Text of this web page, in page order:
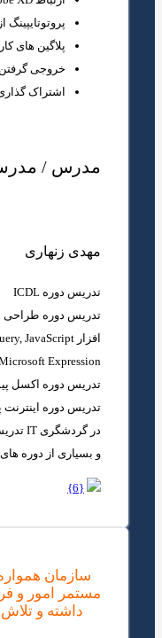
پروتوتایپینگ
پلاگین های
خروجی گرفتن
اشتراک
مدرس /
مهدی زنهاری
تدریس دوره ICDL
تدریس دوره طراحی
افزار PHP, jQuery, JavaScript
Expression
تدریس دوره اکسل
تدریس دوره اینترنت
در گردشگری IT تدریس دوره آموزش
و بسیاری از دوره های
{6}
سازمان
مستمر امور و
داشته و